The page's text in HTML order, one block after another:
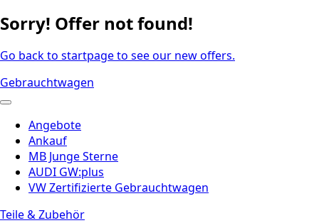
Sorry! Offer not found!
Go back to startpage to see our new offers.
Gebrauchtwagen
Angebote
Ankauf
MB Junge Sterne
AUDI GW:plus
VW Zertifizierte Gebrauchtwagen
Teile & Zubehör